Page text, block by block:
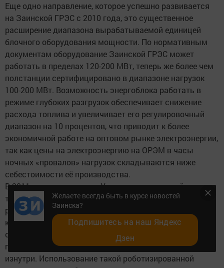
Еще одно направление, которое успешно развивается
на Заинской ГРЭС с 2010 года, это существенное
расширение диапазона вырабатываемой единицей
блочного оборудования мощности. По нормативным
документам оборудование Заинской ГРЭС может
работать в пределах 120-200 МВт, теперь же более чем
полстанции сертифицировано в диапазоне нагрузок
100-200 МВт. Возможность энергоблока работать в
режиме глубоких разгрузок обеспечивает снижение
расхода топлива и увеличивает его регулировочный
диапазон на 10 процентов, что приводит к более
экономичной работе на оптовом рынке электроэнергии,
так как цены на электроэнергию на ОРЭМ в часы
ночных «провалов» нагрузок складываются ниже
себестоимости её производства.
В 2011 году совместно с Уральским всероссийским
теплотехническим институтом на Заинской ГРЭС
разработан автоматизированный диагностический
комплекс «ГИБ-К». Он запускается в трубопровод
определенного диаметра и с помощью фотосъемки
проводит визуальную диагностику состояния металла
изнутри. Использование такой роботизированной
Желаете всегда быть в курсе новостей
Заинска?
Подпишитесь на наш Яндекс
Дзен